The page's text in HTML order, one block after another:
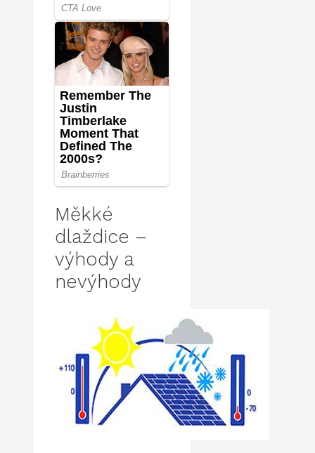
Měkké
dlaždice –
výhody a
nevýhody